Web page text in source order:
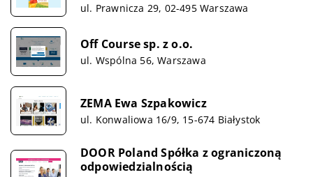
ul. Prawnicza 29, 02-495 Warszawa
Off Course sp. z o.o.
ul. Wspólna 56, Warszawa
ZEMA Ewa Szpakowicz
ul. Konwaliowa 16/9, 15-674 Białystok
DOOR Poland Spółka z ograniczoną
odpowiedzialnością